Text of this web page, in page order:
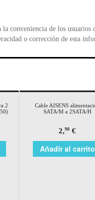
conveniencia de los
o corrección de esta
2
Cable AISENS
SATA/M a 2SATA/H
2,90 €
Añadir al carrito